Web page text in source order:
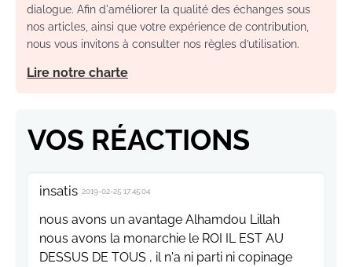
dialogue. Afin d'améliorer la qualité des échanges sous
nos articles, ainsi que votre expérience de contribution,
nous vous invitons à consulter nos règles d’utilisation.
Lire notre charte
VOS RÉACTIONS
insatis 2019-02-25 17:45:04
nous avons un avantage Alhamdou Lillah
nous avons la monarchie le ROI IL EST AU
DESSUS DE TOUS , il n'a ni parti ni copinage